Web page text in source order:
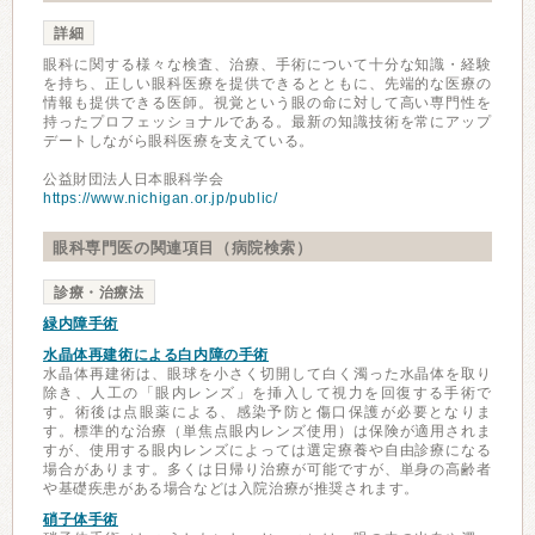
詳細
眼科に関する様々な検査、治療、手術について十分な知識・経験
を持ち、正しい眼科医療を提供できるとともに、先端的な医療の
情報も提供できる医師。視覚という眼の命に対して高い専門性を
持ったプロフェッショナルである。最新の知識技術を常にアップ
デートしながら眼科医療を支えている。
公益財団法人日本眼科学会
https://www.nichigan.or.jp/public/
眼科専門医の関連項目（病院検索）
診療・治療法
緑内障手術
水晶体再建術による白内障の手術
水晶体再建術は、眼球を小さく切開して白く濁った水晶体を取り
除き、人工の「眼内レンズ」を挿入して視力を回復する手術で
す。術後は点眼薬による、感染予防と傷口保護が必要となりま
す。標準的な治療（単焦点眼内レンズ使用）は保険が適用されま
すが、使用する眼内レンズによっては選定療養や自由診療になる
場合があります。多くは日帰り治療が可能ですが、単身の高齢者
や基礎疾患がある場合などは入院治療が推奨されます。
硝子体手術